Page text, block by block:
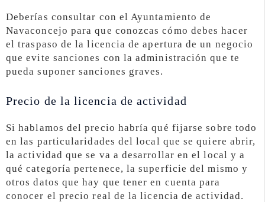
Deberías consultar con el Ayuntamiento de
Navaconcejo para que conozcas cómo debes hacer
el traspaso de la licencia de apertura de un negocio
que evite sanciones con la administración que te
pueda suponer sanciones graves.
Precio de la licencia de actividad
Si hablamos del precio habría qué fijarse sobre todo
en las particularidades del local que se quiere abrir,
la actividad que se va a desarrollar en el local y a
qué categoría pertenece, la superficie del mismo y
otros datos que hay que tener en cuenta para
conocer el precio real de la licencia de actividad.